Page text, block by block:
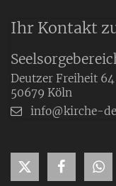
Ihr Kontakt
Deutzer Freiheit 64
50679 Köln
info@kirche-